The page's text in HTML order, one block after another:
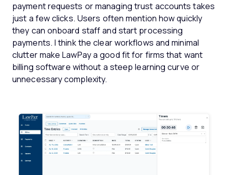
payment requests or managing trust accounts takes
just a few clicks. Users often mention how quickly
they can onboard staff and start processing
payments. I think the clear workflows and minimal
clutter make LawPay a good fit for firms that want
billing software without a steep learning curve or
unnecessary complexity.